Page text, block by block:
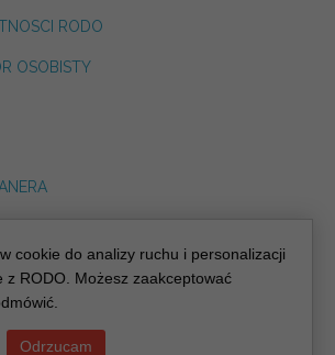
RODO
OSOBISTY
info@decoris.pl
cookie do analizy ruchu i personalizacji
z RODO. Możesz zaakceptować
Odrzucam